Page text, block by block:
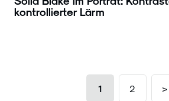
kontrollierter Lärm
1 2 >